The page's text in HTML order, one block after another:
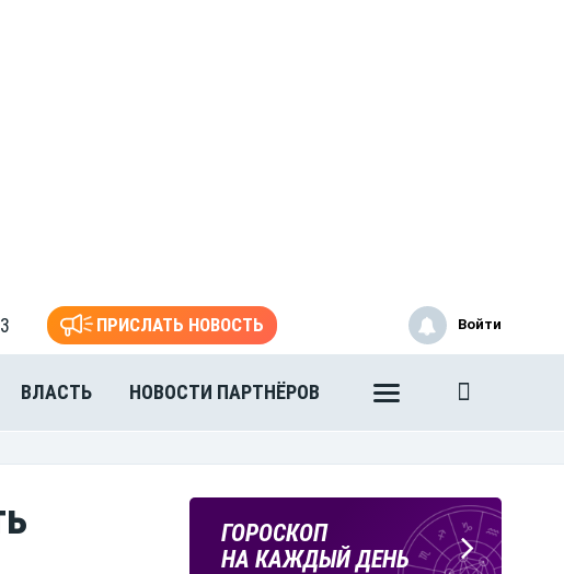
ПРИСЛАТЬ НОВОСТЬ
ВЛАСТЬ НОВОСТИ ПАРТНЁРОВ
Войти
ПОГОДА
В КУРСКЕ
ГОРОСКОП
НА КАЖДЫЙ ДЕНЬ